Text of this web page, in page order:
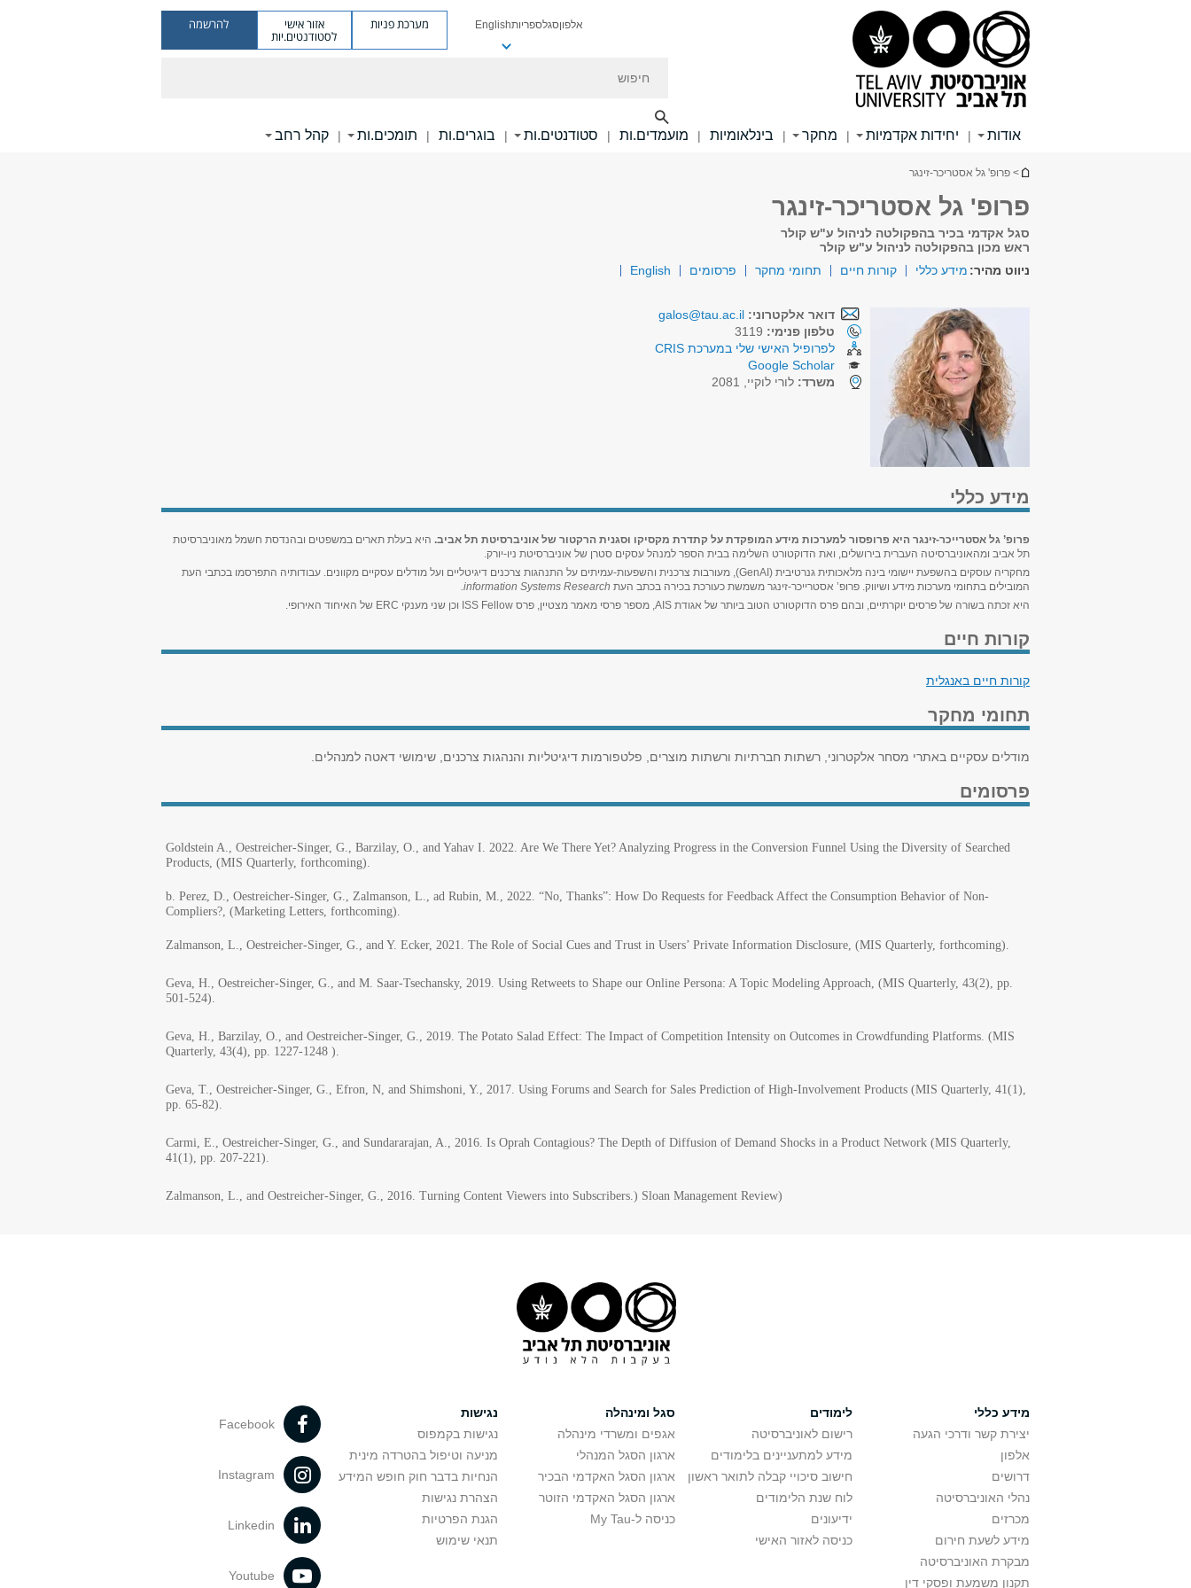
אלפוןסגלספריותEnglish מערכת פניות אזור אישי
לסטודנטים.יות
להרשמה
אודות | יחידות אקדמיות | מחקר | בינלאומיות | מועמדים.ות | סטודנטים.ות | בוגרים.ות | תומכים.ות | קהל רחב
הינך נמצא כאן
> פרופ' גל אסטריכר-זינגר
פרופ' גל אסטריכר-זינגר
סגל אקדמי בכיר בהפקולטה לניהול ע"ש קולר
ראש מכון בהפקולטה לניהול ע"ש קולר
ניווט מהיר: מידע כללי קורות חיים תחומי מחקר פרסומים English
דואר אלקטרוני: galos@tau.ac.il
טלפון פנימי:
לפרופיל האישי שלי במערכת CRIS
Google Scholar
משרד: לורי לוקיי, 2081
מידע כללי
פרופ’ גל אסטרייכר-זינגר היא פרופסור למערכות מידע המופקדת על קתדרת מקסיקו וּסגנית הרקטור של אוניברסיטת תל אביב. היא בעלת תארים במשפטים ובהנדסת חשמל מאוניברסיטת
תל אביב ומהאוניברסיטה העברית בירושלים, ואת הדוקטורט השלימה בבית הספר למנהל עסקים סטרן של אוניברסיטת ניו-יורק.
מחקריה עוסקים בהשפעת יישומי בינה מלאכותית גנרטיבית (GenAI), מעורבות צרכנית והשפעות-עמיתים על התנהגות צרכנים דיגיטליים ועל מודלים עסקיים מקוונים. עבודותיה התפרסמו בכתבי העת
המובילים בתחומי מערכות מידע ושיווק. פרופ’ אסטרייכר-זינגר משמשת כעורכת בכירה בכתב העת information Systems Research.
היא זכתה בשורה של פרסים יוקרתיים, ובהם פרס הדוקטורט הטוב ביותר של אגודת AIS, מספר פרסי מאמר מצטיין, פרס ISS Fellow וכן שני מענקי ERC של האיחוד האירופי.
קורות חיים
קורות חיים באנגלית
תחומי מחקר
מודלים עסקיים באתרי מסחר אלקטרוני, רשתות חברתיות ורשתות מוצרים, פלטפורמות דיגיטליות והנהגות צרכנים, שימושי דאטה למנהלים.
פרסומים
Goldstein A., Oestreicher-Singer, G., Barzilay, O., and Yahav I. 2022. Are We There Yet? Analyzing Progress in the Conversion Funnel Using the Diversity of Searched
Products, (MIS Quarterly, forthcoming).
b. Perez, D., Oestreicher-Singer, G., Zalmanson, L., ad Rubin, M., 2022. “No, Thanks”: How Do Requests for Feedback Affect the Consumption Behavior of Non-
Compliers?, (Marketing Letters, forthcoming).
Zalmanson, L., Oestreicher-Singer, G., and Y. Ecker, 2021. The Role of Social Cues and Trust in Users’ Private Information Disclosure, (MIS Quarterly, forthcoming).
Geva, H., Oestreicher-Singer, G., and M. Saar-Tsechansky, 2019. Using Retweets to Shape our Online Persona: A Topic Modeling Approach, (MIS Quarterly, 43(2), pp.
501-524).
Geva, H., Barzilay, O., and Oestreicher-Singer, G., 2019. The Potato Salad Effect: The Impact of Competition Intensity on Outcomes in Crowdfunding Platforms. (MIS
Quarterly, 43(4), pp.
).
Geva, T., Oestreicher-Singer, G., Efron, N, and Shimshoni, Y., 2017. Using Forums and Search for Sales Prediction of High-Involvement Products (MIS Quarterly, 41(1),
pp. 65-82).
Carmi, E., Oestreicher-Singer, G., and Sundararajan, A., 2016. Is Oprah Contagious? The Depth of Diffusion of Demand Shocks in a Product Network (MIS Quarterly,
41(1), pp. 207-221).
Zalmanson, L., and Oestreicher-Singer, G., 2016. Turning Content Viewers into Subscribers.( Sloan Management Review)
מידע כללי
יצירת קשר ודרכי הגעה
אלפון
דרושים
נהלי האוניברסיטה
מכרזים
מידע לשעת חירום
מבקרת האוניברסיטה
תקנון משמעת ופסקי דין
לימודים
רישום לאוניברסיטה
מידע למתעניינים בלימודים
חישוב סיכויי קבלה לתואר ראשון
לוח שנת הלימודים
ידיעונים
כניסה לאזור האישי
סגל ומינהלה
אגפים ומשרדי מינהלה
ארגון הסגל המנהלי
ארגון הסגל האקדמי הבכיר
ארגון הסגל האקדמי הזוטר
כניסה ל-My Tau
נגישות
נגישות בקמפוס
מניעה וטיפול בהטרדה מינית
הנחיות בדבר חוק חופש המידע
הצהרת נגישות
הגנת הפרטיות
תנאי שימוש
Facebook
Instagram
Linkedin
Youtube